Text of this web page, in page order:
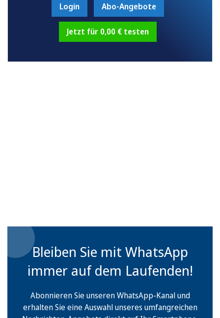
Login Abo-Angebote
Jetzt für 0,00 € testen
Bleiben Sie mit WhatsApp
immer auf dem Laufenden!
Abonnieren Sie unseren WhatsApp-Kanal und
erhalten Sie eine Auswahl unseres umfangreichen